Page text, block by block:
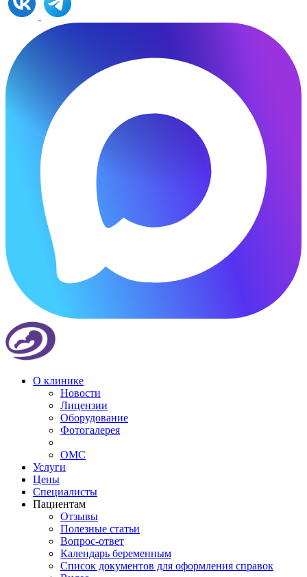
О клинике
Новости
Лицензии
Оборудование
Фотогалерея
ОМС
Услуги
Цены
Специалисты
Пациентам
Отзывы
Полезные статьи
Вопрос-ответ
Календарь беременным
Список документов для оформления справок